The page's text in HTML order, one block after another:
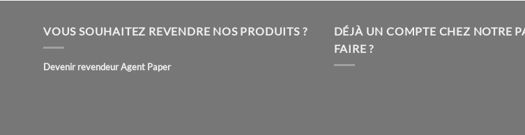
variations.
Les
options
VOUS SOUHAITEZ REVENDRE NOS PRODUITS ?
Devenir revendeur Agent Paper
DÉJÀ UN COMPTE CHEZ NOTRE
FAIRE ?